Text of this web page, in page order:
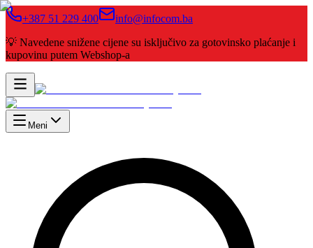
+387 51 229 400
info@infocom.ba
💡 Navedene snižene cijene su isključivo za gotovinsko plaćanje i
kupovinu putem Webshop-a
Meni